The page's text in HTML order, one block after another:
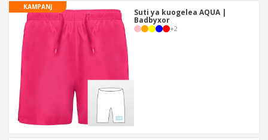
KAMPANJ
Suti ya kuogelea AQUA |
Badbyxor
+2